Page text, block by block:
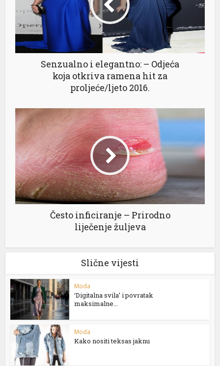
Senzualno i elegantno: – Odjeća
koja otkriva ramena hit za
proljeće/ljeto 2016.
Često inficiranje – Prirodno
liječenje žuljeva
Slične vijesti
Moda
‘Digitalna svila’ i povratak
maksimalne...
Moda
Kako nositi teksas jaknu